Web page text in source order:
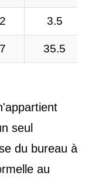
3.5
35.5
seul
du bureau à
au